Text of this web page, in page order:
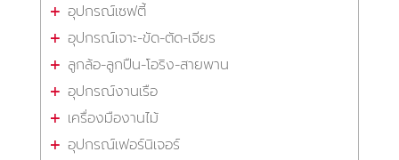
อุปกรณ์เซฟตี้
อุปกรณ์เจาะ-ขัด-ตัด-เจียร
ลูกล้อ-ลูกปืน-โอริง-สายพาน
อุปกรณ์งานเรือ
เครื่องมืองานไม้
อุปกรณ์เฟอร์นิเจอร์